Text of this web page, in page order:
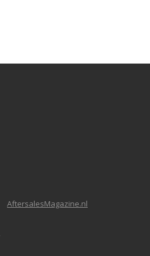
AftersalesMagazine.nl